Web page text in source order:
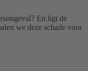
En ligt de
we deze schade voor